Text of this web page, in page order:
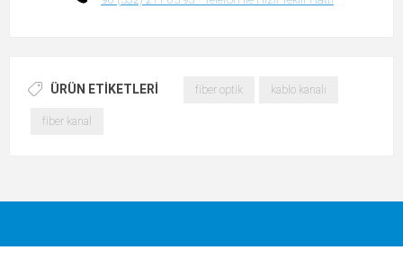
ÜRÜN ETIKETLERI fiber optik kablo kanalı
fiber kanal